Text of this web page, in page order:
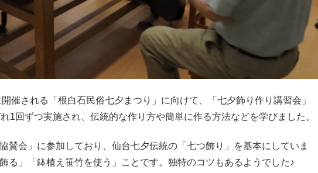
催される「根白石民俗七夕まつり」に向けて、「七夕飾り作り講習会」
1回ずつ実施され、伝統的な作り方や簡単に作る方法などを学びました。
賛会」に参加しており、仙台七夕伝統の「七つ飾り」を基本にしていま
る」「鉢植え笹竹を使う」ことです。独特のコツもあるようでした♪